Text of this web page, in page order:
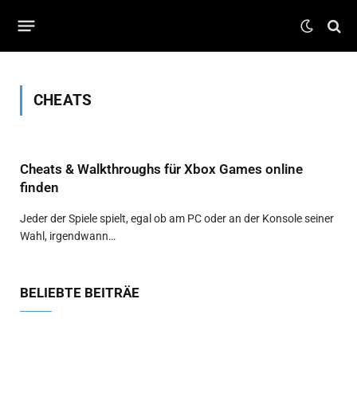
CHEATS
Cheats & Walkthroughs für Xbox Games online
finden
Jeder der Spiele spielt, egal ob am PC oder an der Konsole seiner
Wahl, irgendwann…
BELIEBTE BEITRÄE